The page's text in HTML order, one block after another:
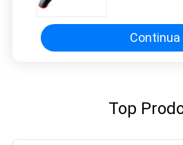
Continua
Top